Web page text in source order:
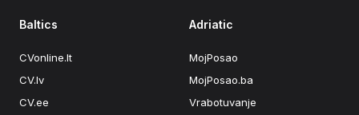
Baltics
CVonline.lt
CV.lv
CV.ee
Adriatic
MojPosao
MojPosao.ba
Vrabotuvanje